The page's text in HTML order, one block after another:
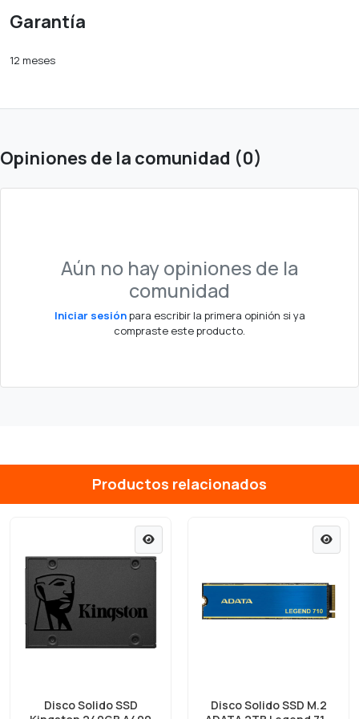
Garantía
12 meses
Opiniones de la comunidad (0)
Aún no hay opiniones de la
comunidad
Iniciar sesiónpara escribir la primera opinión si ya
compraste este producto.
Productos relacionados
Disco Solido SSD
Disco Solido SSD M.2